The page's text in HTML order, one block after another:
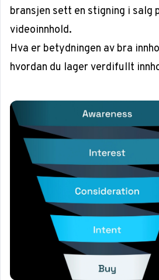
bransjen sett en stigning i salg
videoinnhold.
Hva er betydningen av bra
hvordan du lager verdifullt